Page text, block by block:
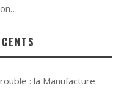
: la Manufacture